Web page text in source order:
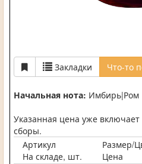
Закладки Что-то
Начальная нота: Имбирь|Ром
Указанная цена уже
сборы.
Артикул
Размер/
На складе, шт.
Цена